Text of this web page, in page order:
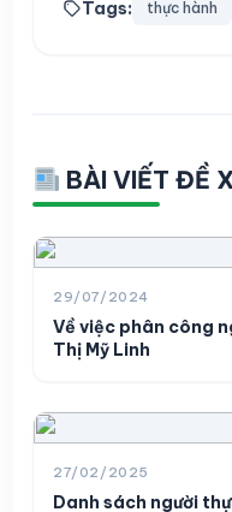
Tags: thực hành
BÀI VIẾT ĐỀ
29/07/2024
Về việc phân công
Thị Mỹ Linh
27/02/2025
Danh sách người